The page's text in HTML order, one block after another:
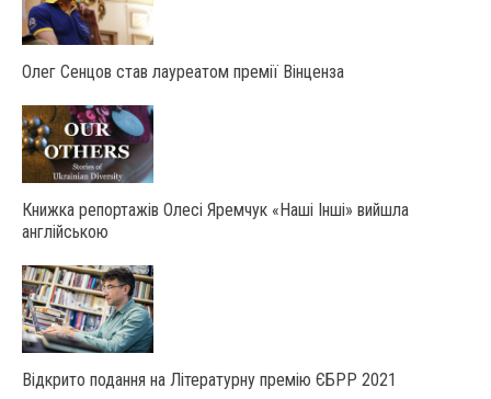
Олег Сенцов став лауреатом премії Вінценза
Книжка репортажів Олесі Яремчук «Наші Інші» вийшла
англійською
Відкрито подання на Літературну премію ЄБРР 2021